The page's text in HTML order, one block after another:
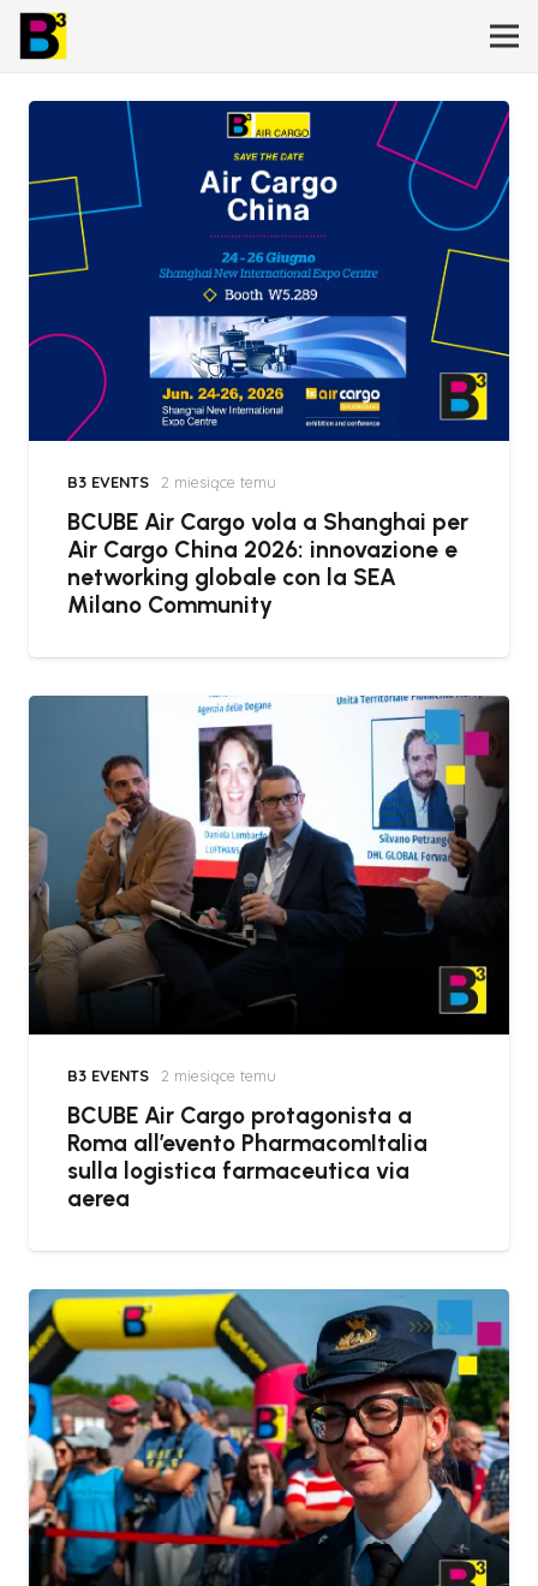
B3 EVENTS 2 miesiące temu
BCUBE Air Cargo vola a Shanghai per
Air Cargo China 2026: innovazione e
networking globale con la SEA
Milano Community
B3 EVENTS 2 miesiące temu
BCUBE Air Cargo protagonista a
Roma all’evento PharmacomItalia
sulla logistica farmaceutica via
aerea